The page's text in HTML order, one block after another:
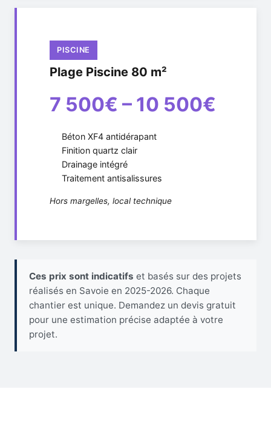
PISCINE
Plage Piscine 80 m²
7 500€ – 10 500€
Béton XF4 antidérapant
Finition quartz clair
Drainage intégré
Traitement antisalissures
Hors margelles, local technique
Ces prix sont indicatifs et basés sur des projets
réalisés en Savoie en 2025-2026. Chaque
chantier est unique. Demandez un devis gratuit
pour une estimation précise adaptée à votre
projet.